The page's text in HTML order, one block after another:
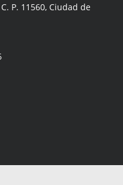
P. 11560, Ciudad de